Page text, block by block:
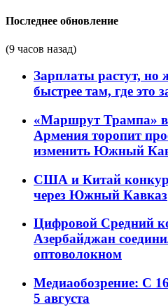
Последнее обновление
(9 часов назад)
Зарплаты растут, но
быстрее там, где это
«Маршрут Трампа»
Армения торопит
изменить Южный
США и Китай
через Южный Кавказ
Цифровой Средний
Азербайджан
оптоволокном
Медиаобозрение: С
5 августа